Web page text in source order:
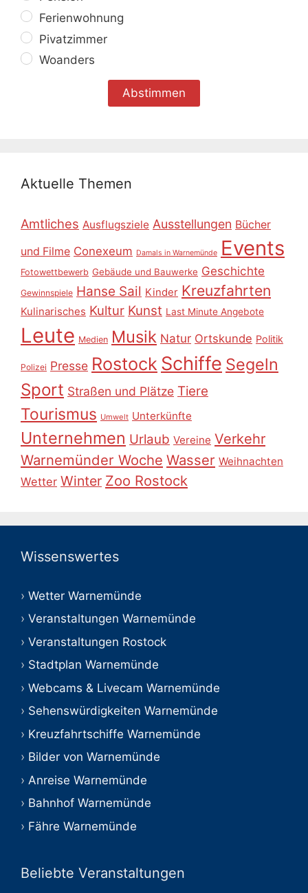
Ferienwohnung
Pivatzimmer
Woanders
Aktuelle Themen
Amtliches Ausflugsziele Ausstellungen Bücher
und Filme Conexeum Damals in Warnemünde Events
Fotowettbewerb Gebäude und Bauwerke Geschichte
Gewinnspiele Hanse Sail Kinder Kreuzfahrten
Kulinarisches Kultur Kunst Last Minute Angebote
Leute Medien Musik Natur Ortskunde Politik
Polizei Presse Rostock Schiffe Segeln
Sport Straßen und Plätze Tiere
Tourismus Umwelt Unterkünfte
Unternehmen Urlaub Vereine Verkehr
Warnemünder Woche Wasser Weihnachten
Wetter Winter Zoo Rostock
Wissenswertes
Wetter Warnemünde
Veranstaltungen Warnemünde
Veranstaltungen Rostock
Stadtplan Warnemünde
Webcams & Livecam Warnemünde
Sehenswürdigkeiten Warnemünde
Kreuzfahrtschiffe Warnemünde
Bilder von Warnemünde
Anreise Warnemünde
Bahnhof Warnemünde
Fähre Warnemünde
Beliebte Veranstaltungen